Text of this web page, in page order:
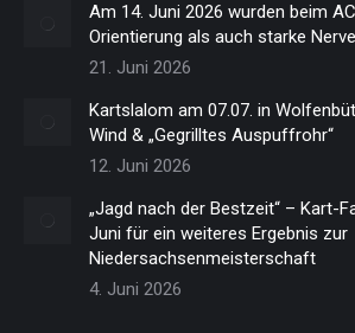
Am 14. Juni 2026 wurden beim
Orientierung als auch starke
21. Juni 2026
Kartslalom am 07.07. in
Wind & „Gegrilltes Auspuffrohr“
12. Juni 2026
„Jagd nach der Bestzeit“ – Kart-
Juni für ein weiteres Ergebnis zur
Niedersachsenmeisterschaft
4. Juni 2026